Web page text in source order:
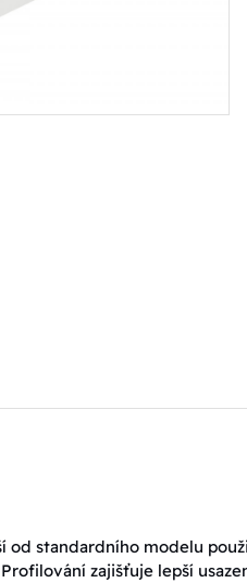
od standardního modelu
zajišťuje lepší